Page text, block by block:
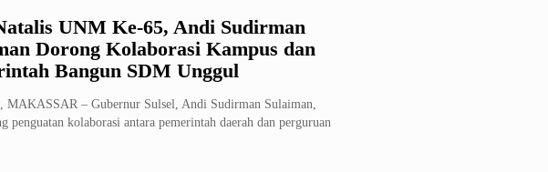
UNM Ke-65, Andi Sudirman
Dorong Kolaborasi Kampus dan
Bangun SDM Unggul
– Gubernur Sulsel, Andi Sudirman Sulaiman,
penguatan kolaborasi antara pemerintah daerah dan perguruan